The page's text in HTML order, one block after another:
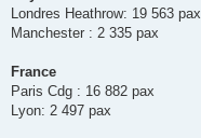
Londres Heathrow: 19 563 pax
Manchester : 2 335 pax
France
Paris Cdg : 16 882 pax
Lyon: 2 497 pax